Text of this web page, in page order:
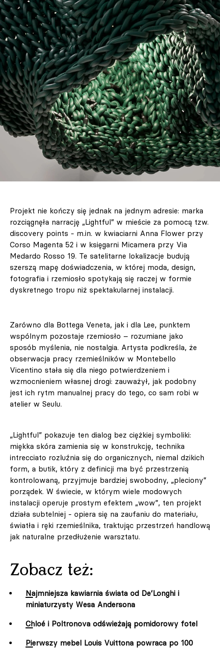
Projekt nie kończy się jednak na jednym adresie: marka
rozciągnęła narrację „Lightful” w mieście za pomocą tzw.
discovery points - m.in. w kwiaciarni Anna Flower przy
Corso Magenta 52 i w księgarni Micamera przy Via
Medardo Rosso 19. Te satelitarne lokalizacje budują
szerszą mapę doświadczenia, w której moda, design,
fotografia i rzemiosło spotykają się raczej w formie
dyskretnego tropu niż spektakularnej instalacji.
Zarówno dla Bottega Veneta, jak i dla Lee, punktem
wspólnym pozostaje rzemiosło – rozumiane jako
sposób myślenia, nie nostalgia. Artysta podkreśla, że
obserwacja pracy rzemieślników w Montebello
Vicentino stała się dla niego potwierdzeniem i
wzmocnieniem własnej drogi: zauważył, jak podobny
jest ich rytm manualnej pracy do tego, co sam robi w
atelier w Seulu.
„Lightful” pokazuje ten dialog bez ciężkiej symboliki:
miękka skóra zamienia się w konstrukcję, technika
intrecciato rozluźnia się do organicznych, niemal dzikich
form, a butik, który z definicji ma być przestrzenią
kontrolowaną, przyjmuje bardziej swobodny, „pleciony”
porządek. W świecie, w którym wiele modowych
instalacji operuje prostym efektem „wow”, ten projekt
działa subtelniej - opiera się na zaufaniu do materiału,
światła i ręki rzemieślnika, traktując przestrzeń handlową
jak naturalne przedłużenie warsztatu.
Zobacz też:
Najmniejsza kawiarnia świata od De’Longhi i
miniaturzysty Wesa Andersona
Chloé i Poltronova odświeżają pomidorowy fotel
Pierwszy mebel Louis Vuittona powraca po 100